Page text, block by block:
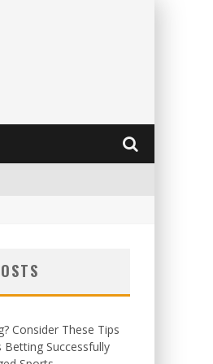
Consider These Tips
Successfully